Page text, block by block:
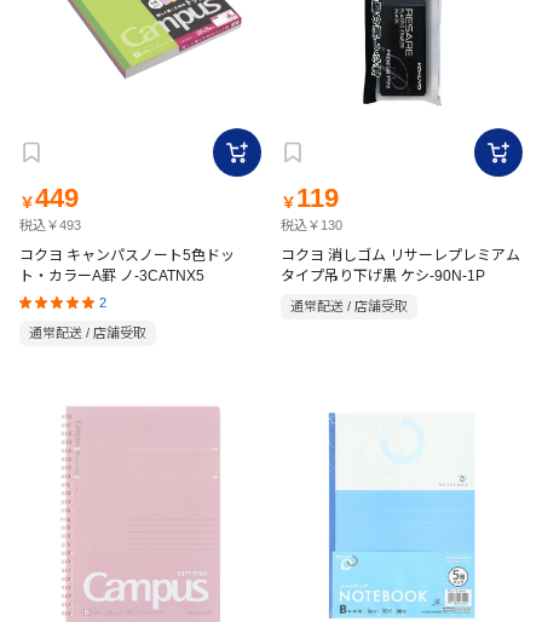
￥449
税込￥493
コクヨ キャンパスノート5色ドッ
ト・カラーA罫 ノ-3CATNX5
2
通常配送 / 店舗受取
￥ 119
税込￥130
コクヨ 消しゴム リサーレプレミアム
タイプ吊り下げ黒 ケシ-90N-1P
通常配送 / 店舗受取